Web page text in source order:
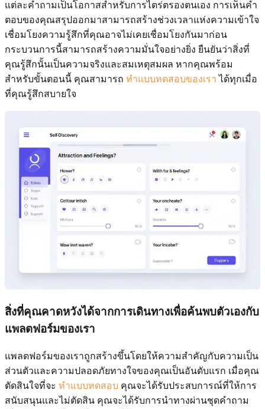
แต่ละคำถามเป็นโอกาสสำหรับการไตร่ตรองตนเอง การเห็นคำ
ตอบของคุณสรุปออกมาสามารถสร้างช่วงเวลาแห่งความเข้าใจ
เชื่อมโยงความรู้สึกที่คุณอาจไม่เคยเชื่อมโยงกันมาก่อน
กระบวนการนี้สามารถสร้างความมั่นใจอย่างยิ่ง ยืนยันว่าสิ่งที่
คุณรู้สึกนั้นเป็นความจริงและสมเหตุสมผล หากคุณพร้อม
สำหรับขั้นตอนนี้ คุณสามารถ ทำแบบทดสอบของเรา ได้ทุกเมื่อ
ที่คุณรู้สึกสบายใจ
สิ่งที่คุณคาดหวังได้จากการเดินทางเพื่อค้นพบตัวเองกับ
แพลตฟอร์มของเรา
แพลตฟอร์มของเราถูกสร้างขึ้นโดยให้ความสำคัญกับความเป็น
ส่วนตัวและความปลอดภัยทางใจของคุณเป็นอันดับแรก เมื่อคุณ
ตัดสินใจที่จะ ทำแบบทดสอบ คุณจะได้รับประสบการณ์ที่ให้การ
สนับสนุนและไม่ตัดสิน คุณจะได้รับการนำทางผ่านชุดคำถาม